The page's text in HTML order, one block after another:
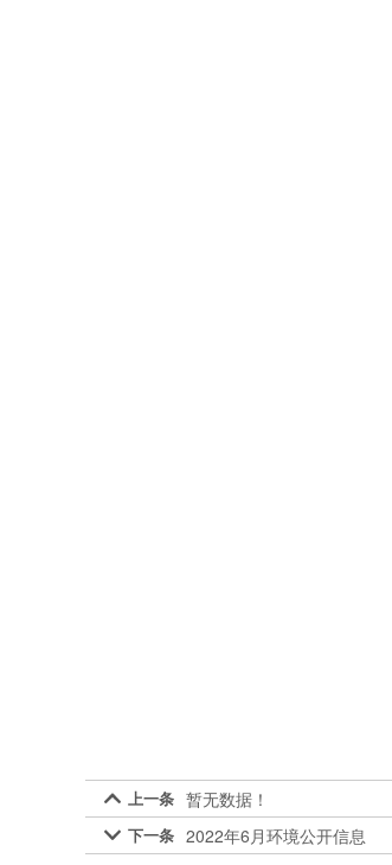
 上一条 暂无数据！
 下一条 2022年6月环境公开信息